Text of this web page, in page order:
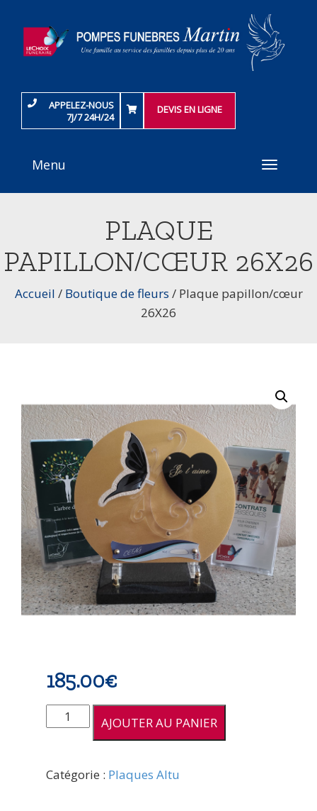
APPELEZ-NOUS
7J/7 24H/24
DEVIS EN LIGNE
Toggle
Menu
PLAQUE
PAPILLON/CŒUR 26X26
Accueil / Boutique de fleurs / Plaque papillon/cœur
26X26
185.00€
quantité
de
papillon/cœur
AJOUTER AU PANIER
Catégorie : Plaques Altu